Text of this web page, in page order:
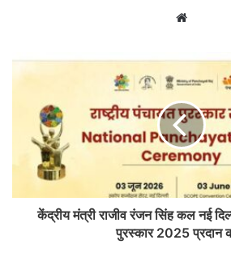
Website
केंद्रीय मंत्री राजीव रंजन सिंह कल नई
पुरस्कार 2025 प्रदान